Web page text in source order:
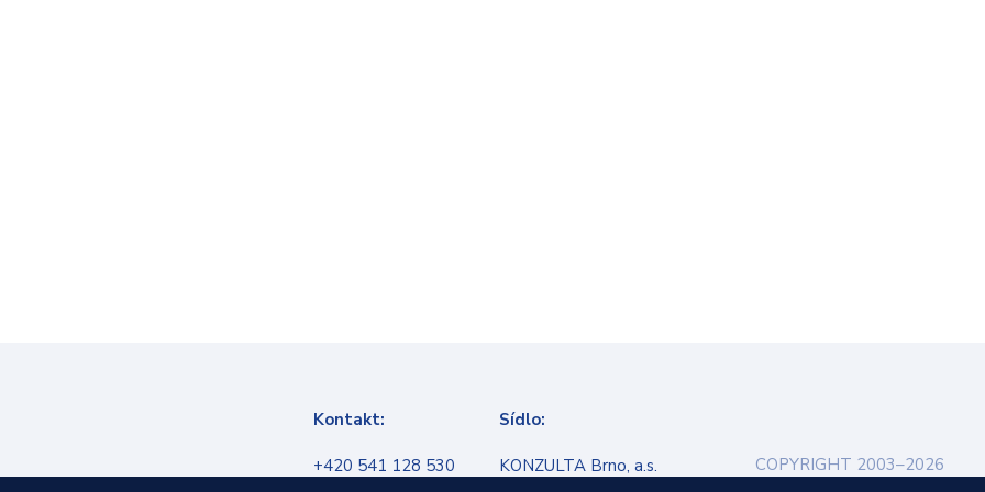
COPYRIGHT 2003–2026
Sídlo:
KONZULTA Brno, a.s.
Kontakt:
+420 541 128 530